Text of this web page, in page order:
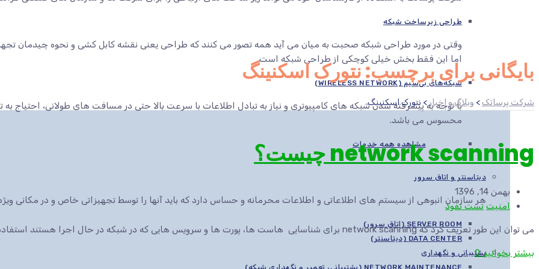
طراحی زیرساخت شبکه
وقتی در مورد طراحی شبکه صحبت به میان می آید همه تصور می کنند که طراحی یعنی نقشه کابل کشی و نحوه چیدمان
اما این فقط بخش خیلی کوچکی از طراحی شبکه است.
شبکه‌های بی‌سیم (WIRELESS NETWORK)
با توجه به پیشرفته شدن شبکه های کامپیوتری و نیاز به تبادل اطلاعات با سرعت بالا حتی در مسافت های طولانی، احتیاج
محسوس می باشد.
مشاهده همه خدمات
دیتاسنتر و اتاق سرور
هر سازمان انبوهی از سیستم های اطلاعاتی و اطلاعات محرمانه و حساس دارد که باید آنها را توسط تجهیزاتی خاص و در مکانی
SERVER ROOM (اتاق سرور)
DATA CENTER (دیتاسنتر)
پشتیبانی و نگهداری
NETWORK MAINTENANCE (پشتیبانی، تعمیر و نگهداری شبکه)
بایگانی برای برچسب: نتورک اسکنینگ
شرکت پرساتک > وبلاگ و اخبار> نتورک اسکنینگ
network scanning چیست؟
بهمن 14, 1396
امنیت تست نفوذ
می توان این طور تعریف کرد که network scanning برای شناسایی هاست ها، پورت ها و سرویس هایی که در شبکه در حال اجرا هستند استفاده می شود و مهاجم به وسیل...
بیشتر بخوانید 0